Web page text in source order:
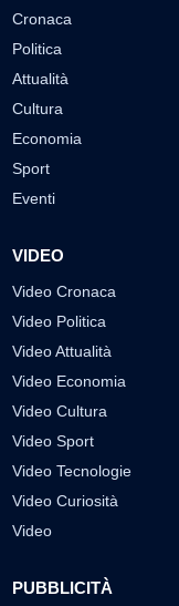
Cronaca
Politica
Attualità
Cultura
Economia
Sport
Eventi
VIDEO
Video Cronaca
Video Politica
Video Attualità
Video Economia
Video Cultura
Video Sport
Video Tecnologie
Video Curiosità
Video
PUBBLICITÀ